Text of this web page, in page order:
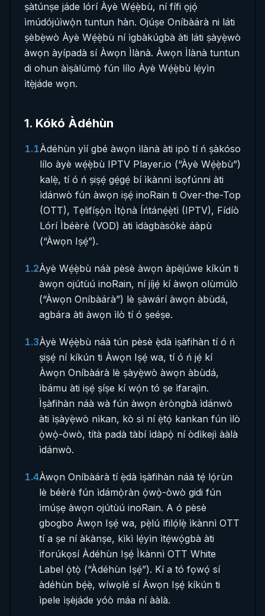
ṣàtúnṣe jáde lórí Àyè Wẹ́ẹ̀bù, ní fífi ọjọ́
ìmúdójúìwọ̀n tuntun hàn. Ojúṣe Oníbàárà ni láti
ṣèbẹ̀wò Àyè Wẹ́ẹ̀bù ní ìgbàkúgbà àti láti ṣàyẹ̀wò
àwọn àyípadà sí Àwọn Ìlànà. Àwọn Ìlànà tuntun
di ohun àìṣàlùmọ̀ fún lílo Àyè Wẹ́ẹ̀bù lẹ́yìn
ìtẹ̀jáde wọn.
1. Kókó Àdéhùn
1.1Àdéhùn yìí gbé àwọn ìlànà àti ipò tí ń ṣàkóso
lílo àyè wẹ́ẹ̀bù IPTV Player.io (“Àyè Wẹ́ẹ̀bù”)
kalẹ̀, tí ó ń ṣiṣẹ́ gẹ́gẹ́ bí ìkànnì ìsọfúnni àti
ìdánwò fún àwọn iṣẹ́ inoRain ti Over-the-Top
(OTT), Tẹlifíṣọ̀n Ìtọ̀nà Íńtánẹ́ẹ̀tì (IPTV), Fídíò
Lórí Ìbéèrè (VOD) àti ìdàgbàsókè áàpù
(“Àwọn Iṣẹ́”).
1.2Àyè Wẹ́ẹ̀bù náà pèsè àwọn àpèjúwe kíkún ti
àwọn ojútùú inoRain, ní jíjẹ́ kí àwọn olùmúlò
(“Àwọn Oníbàárà”) lè ṣàwárí àwọn àbùdá,
agbára àti àwọn ìlò tí ó ṣeéṣe.
1.3Àyè Wẹ́ẹ̀bù náà tún pèsè ẹ̀dà ìṣàfihàn tí ó ń
ṣiṣẹ́ ní kíkún ti Àwọn Iṣẹ́ wa, tí ó ń jẹ́ kí
Àwọn Oníbàárà lè ṣàyẹ̀wò àwọn àbùdá,
ìbámu àti iṣẹ́ ṣíṣe kí wọ́n tó ṣe ìfarajìn.
Ìṣàfihàn náà wà fún àwọn èròngbà ìdánwò
àti ìṣàyẹ̀wò nìkan, kò sì ní ẹ̀tọ́ kankan fún ìlò
ọ̀wọ̀-òwò, títà padà tàbí ìdàpọ̀ ní òdìkejì ààlà
ìdánwò.
1.4Àwọn Oníbàárà tí ẹ̀dà ìṣàfihàn náà tẹ́ lọ́rùn
lè béèrè fún ìdámọ̀ràn ọ̀wọ̀-òwò gidi fún
ìmúṣẹ àwọn ojútùú inoRain. A ó pèsè
gbogbo Àwọn Iṣẹ́ wa, pẹ̀lú ìfilọ́lẹ̀ ìkànnì OTT
tí a ṣe ní àkànṣe, kìkì lẹ́yìn ìtẹ́wọ́gbà àti
ìforúkọsí Àdéhùn Iṣẹ́ Ìkànnì OTT White
Label ọ̀tọ̀ (“Àdéhùn Iṣẹ́”). Kí a tó fọwọ́ sí
àdéhùn bẹ́ẹ̀, wíwọlé sí Àwọn Iṣẹ́ kíkún ti
ìpele ìṣèjáde yóò máa ní ààlà.